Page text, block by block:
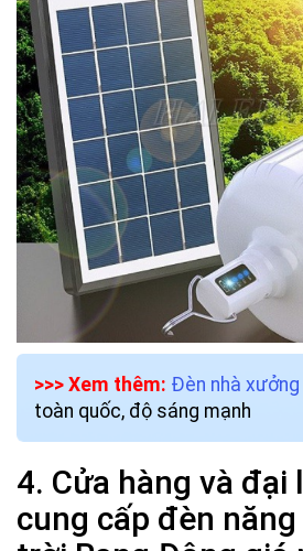
>>> Xem thêm: Đèn nhà xưởng
toàn quốc, độ sáng mạnh
4. Cửa hàng và đại
cung cấp đèn